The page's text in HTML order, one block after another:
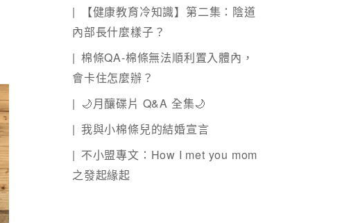
【健康教育冷知識】第二集：陰道
內部長什麼樣子？
棉條QA-棉條無法順利置入體內，
會卡住怎麼辦？
🌙月釀碟片 Q&A 全集🌙
我與小棉條兒的結婚宣言
不小盟專文：How I met you mom
之發起緣起